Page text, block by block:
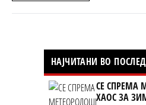
НАЈЧИТАНИ ВО
СЕ СПРЕМА
ХАОС ЗА